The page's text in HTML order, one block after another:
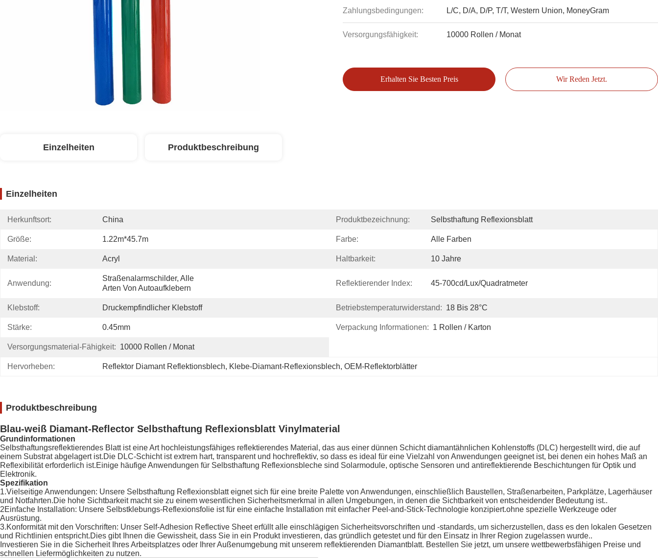
Zahlungsbedingungen: L/C, D/A, D/P, T/T, Western Union, MoneyGram
Versorgungsfähigkeit: 10000 Rollen / Monat
Erhalten Sie Besten Preis Wir Reden Jetzt.
Einzelheiten Produktbeschreibung
Einzelheiten
Herkunftsort: China Produktbezeichnung: Selbsthaftung Reflexionsblatt
Größe: 1.22m*45.7m Farbe: Alle Farben
Material: Acryl Haltbarkeit: 10 Jahre
Anwendung:
Straßenalarmschilder, Alle
Arten Von Autoaufklebern
Reflektierender Index: 45-700cd/Lux/Quadratmeter
Klebstoff: Druckempfindlicher Klebstoff Betriebstemperaturwiderstand: 18 Bis 28°C
Stärke: 0.45mm Verpackung Informationen: 1 Rollen / Karton
Versorgungsmaterial-Fähigkeit: 10000 Rollen / Monat
Hervorheben: Reflektor Diamant Reflektionsblech, Klebe-Diamant-Reflexionsblech, OEM-Reflektorblätter
Produktbeschreibung
Blau-weiß Diamant-Reflector Selbsthaftung Reflexionsblatt Vinylmaterial
Grundinformationen
Selbsthaftungsreflektierendes Blatt ist eine Art hochleistungsfähiges reflektierendes Material, das aus einer dünnen Schicht diamantähnlichen Kohlenstoffs (DLC) hergestellt wird, die auf
einem Substrat abgelagert ist.Die DLC-Schicht ist extrem hart, transparent und hochreflektiv, so dass es ideal für eine Vielzahl von Anwendungen geeignet ist, bei denen ein hohes Maß an
Reflexibilität erforderlich ist.Einige häufige Anwendungen für Selbsthaftung Reflexionsbleche sind Solarmodule, optische Sensoren und antireflektierende Beschichtungen für Optik und
Elektronik.
Spezifikation
1.Vielseitige Anwendungen: Unsere Selbsthaftung Reflexionsblatt eignet sich für eine breite Palette von Anwendungen, einschließlich Baustellen, Straßenarbeiten, Parkplätze, Lagerhäuser
und Notfahrten.Die hohe Sichtbarkeit macht sie zu einem wesentlichen Sicherheitsmerkmal in allen Umgebungen, in denen die Sichtbarkeit von entscheidender Bedeutung ist..
2Einfache Installation: Unsere Selbstklebungs-Reflexionsfolie ist für eine einfache Installation mit einfacher Peel-and-Stick-Technologie konzipiert.ohne spezielle Werkzeuge oder
Ausrüstung.
3.Konformität mit den Vorschriften: Unser Self-Adhesion Reflective Sheet erfüllt alle einschlägigen Sicherheitsvorschriften und -standards, um sicherzustellen, dass es den lokalen Gesetzen
und Richtlinien entspricht.Dies gibt Ihnen die Gewissheit, dass Sie in ein Produkt investieren, das gründlich getestet und für den Einsatz in Ihrer Region zugelassen wurde..
Investieren Sie in die Sicherheit Ihres Arbeitsplatzes oder Ihrer Außenumgebung mit unserem reflektierenden Diamantblatt. Bestellen Sie jetzt, um unsere wettbewerbsfähigen Preise und
schnellen Liefermöglichkeiten zu nutzen.